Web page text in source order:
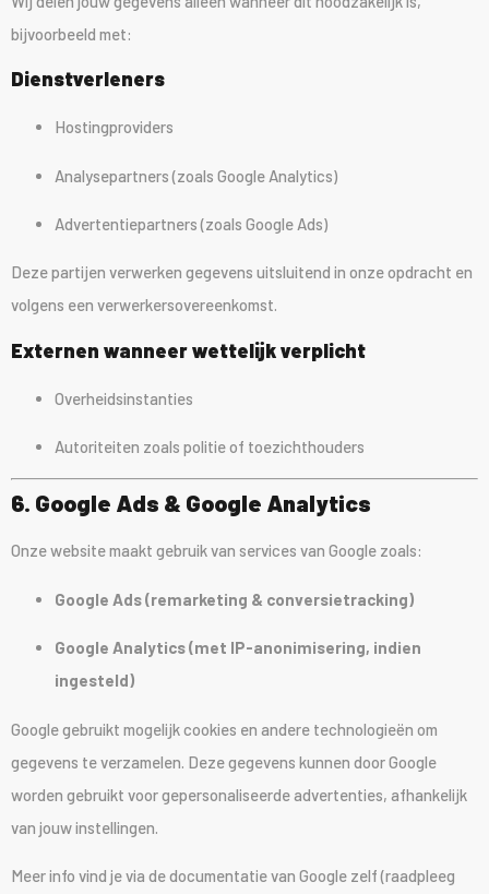
bijvoorbeeld met:
Dienstverleners
Hostingproviders
Analysepartners (zoals Google Analytics)
Advertentiepartners (zoals Google Ads)
Deze partijen verwerken gegevens uitsluitend in onze opdracht en
volgens een verwerkersovereenkomst.
Externen wanneer wettelijk verplicht
Overheidsinstanties
Autoriteiten zoals politie of toezichthouders
6. Google Ads & Google Analytics
Onze website maakt gebruik van services van Google zoals:
Google Ads (remarketing & conversietracking)
Google Analytics (met IP-anonimisering, indien
ingesteld)
Google gebruikt mogelijk cookies en andere technologieën om
gegevens te verzamelen. Deze gegevens kunnen door Google
worden gebruikt voor gepersonaliseerde advertenties, afhankelijk
van jouw instellingen.
Meer info vind je via de documentatie van Google zelf (raadpleeg